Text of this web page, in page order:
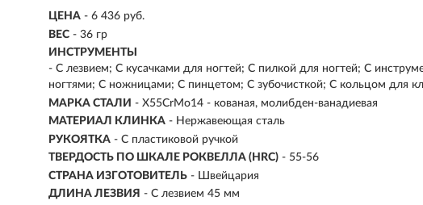
ЦЕНА - 6 436 руб.
ВЕС - 36 гр
ИНСТРУМЕНТЫ
- С лезвием; С кусачками для ногтей; С пилкой для ногтей; С
ногтями; С ножницами; С пинцетом; С зубочисткой; С кольцом для
МАРКА СТАЛИ - X55CrMo14 - кованая, молибден-ванадиевая
МАТЕРИАЛ КЛИНКА - Нержавеющая сталь
РУКОЯТКА - С пластиковой ручкой
ТВЕРДОСТЬ ПО ШКАЛЕ РОКВЕЛЛА (HRC) - 55-56
СТРАНА ИЗГОТОВИТЕЛЬ - Швейцария
ДЛИНА ЛЕЗВИЯ - С лезвием 45 мм